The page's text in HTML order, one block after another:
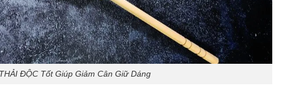
ĐỘC Tốt Giúp Giảm Cân Giữ Dáng